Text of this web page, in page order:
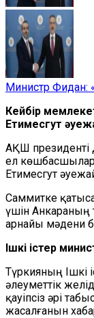
Министр Фидан:
Кейбір
Етимесгут
АҚШ президенті
ел
Етимесгут
Саммитке
үшін Анкараның
арнайы мәдени
Ішкі істер
Түркияның Ішкі
әлеуметтік
қауіпсіз әрі
жасалғанын